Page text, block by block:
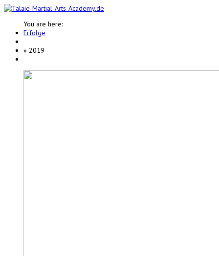
You are here:
Erfolge
» 2019